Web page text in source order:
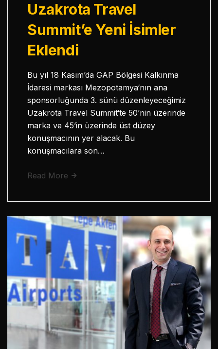
Uzakrota Travel
Summit’e Yeni İsimler
Eklendi
Bu yıl 18 Kasım’da GAP Bölgesi Kalkınma
İdaresi markası Mezopotamya‘nın ana
sponsorluğunda 3. sünü düzenleyeceğimiz
Uzakrota Travel Summit‘te 50’nin üzerinde
marka ve 45’in üzerinde üst düzey
konuşmacının yer alacak. Bu
konuşmacılara son…
Read More